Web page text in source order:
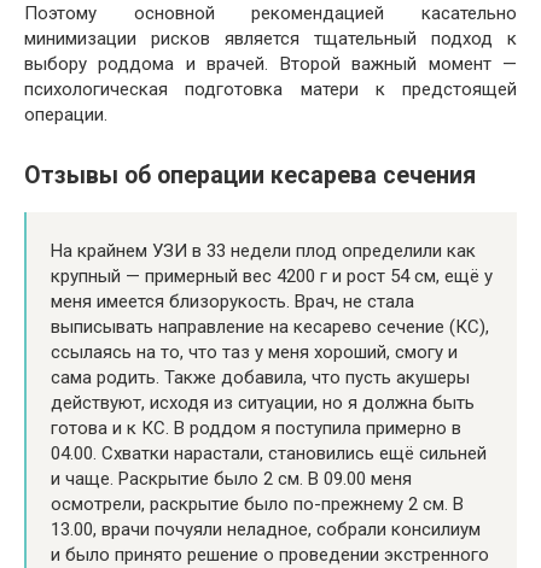
Поэтому основной рекомендацией касательно
минимизации рисков является тщательный подход к
выбору роддома и врачей. Второй важный момент —
психологическая подготовка матери к предстоящей
операции.
Отзывы об операции кесарева сечения
На крайнем УЗИ в 33 недели плод определили как
крупный — примерный вес 4200 г и рост 54 см, ещё у
меня имеется близорукость. Врач, не стала
выписывать направление на кесарево сечение (КС),
ссылаясь на то, что таз у меня хороший, смогу и
сама родить. Также добавила, что пусть акушеры
действуют, исходя из ситуации, но я должна быть
готова и к КС. В роддом я поступила примерно в
04.00. Схватки нарастали, становились ещё сильней
и чаще. Раскрытие было 2 см. В 09.00 меня
осмотрели, раскрытие было по-прежнему 2 см. В
13.00, врачи почуяли неладное, собрали консилиум
и было принято решение о проведении экстренного